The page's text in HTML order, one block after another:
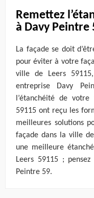
Remettez
à Davy Peintre
La façade se doit
pour éviter à votre
ville de Leers
entreprise Davy
l’étanchéité de
59115 ont reçu les
meilleures solutions
façade dans la ville
une meilleure
Leers 59115 ;
Peintre 59.